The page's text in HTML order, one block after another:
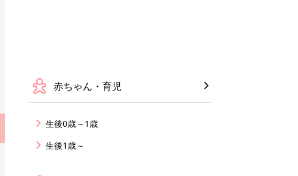
赤ちゃん・育児
生後0歳～1歳
生後1歳～